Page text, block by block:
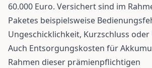
60.000 Euro. Versichert sind im
Paketes beispielsweise
Ungeschicklichkeit, Kurzschluss
Auch Entsorgungskosten für
Rahmen dieser prämienpflichtigen